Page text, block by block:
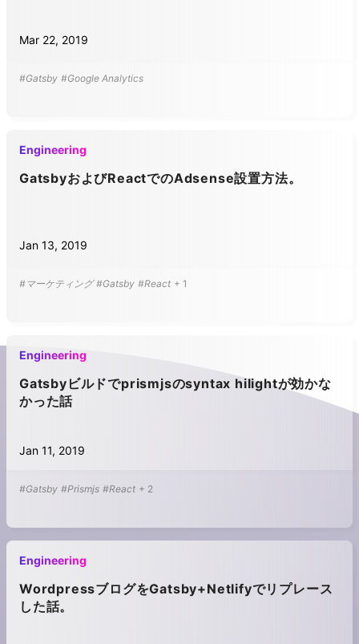
Mar 22, 2019
#Gatsby #Google Analytics
Engineering
GatsbyおよびReactでのAdsense設置方法。
Jan 13, 2019
#マーケティング #Gatsby #React + 1
Engineering
Gatsbyビルドでprismjsのsyntax hilightが効かな
かった話
Jan 11, 2019
#Gatsby #Prismjs #React + 2
Engineering
WordpressブログをGatsby+Netlifyでリプレース
した話。